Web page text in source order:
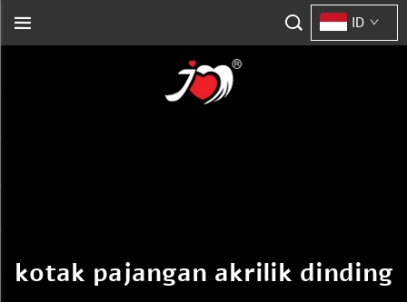
ID
kotak pajangan akrilik dinding